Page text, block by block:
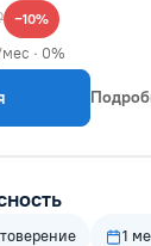
−10%
· 0%
1